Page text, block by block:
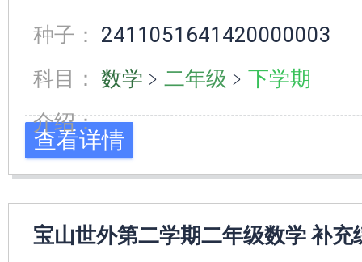
种子： 2411051641420000003
科目： 数学 ﹥ 二年级 ﹥ 下学期
介绍：
查看详情
宝山世外第二学期二年级数学 补